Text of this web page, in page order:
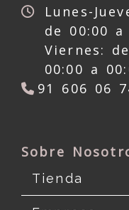
Lunes-
de 00:00 a
Viernes:
00:00 a
91 606 06
Sobre
Tienda